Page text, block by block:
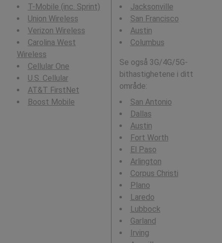
T-Mobile (inc. Sprint)
Union Wireless
Verizon Wireless
Carolina West
Wireless
Cellular One
U.S. Cellular
AT&T FirstNet
Boost Mobile
Jacksonville
San Francisco
Austin
Columbus
Se også 3G/4G/5G-
bithastighetene i ditt
område:
San Antonio
Dallas
Austin
Fort Worth
El Paso
Arlington
Corpus Christi
Plano
Laredo
Lubbock
Garland
Irving